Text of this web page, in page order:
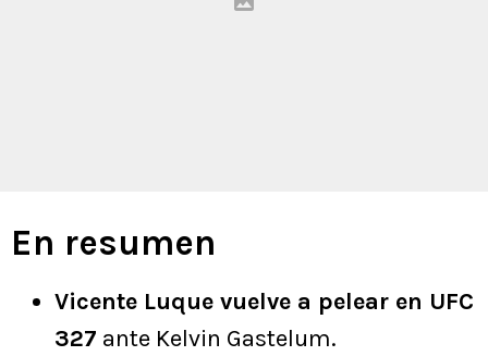
En resumen
Vicente Luque vuelve a pelear en UFC
327 ante Kelvin Gastelum.